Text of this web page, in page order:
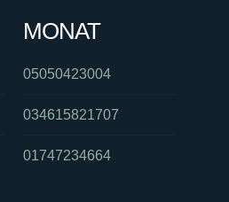
MONAT
05050423004
034615821707
01747234664